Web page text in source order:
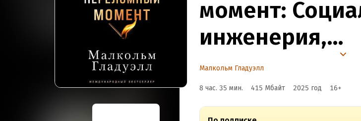
момент:
инженерия,
эпидемии
Малкольм Гладуэлл
8 час. 35 мин. 415 Мбайт 2025 год 16+